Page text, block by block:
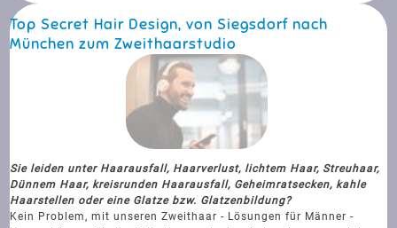
Top Secret Hair Design, von Siegsdorf nach
München zum Zweithaarstudio
Sie leiden unter Haarausfall, Haarverlust, lichtem Haar, Streuhaar,
Dünnem Haar, kreisrunden Haarausfall, Geheimratsecken, kahle
Haarstellen oder eine Glatze bzw. Glatzenbildung?
Kein Problem, mit unseren Zweithaar - Lösungen für Männer -